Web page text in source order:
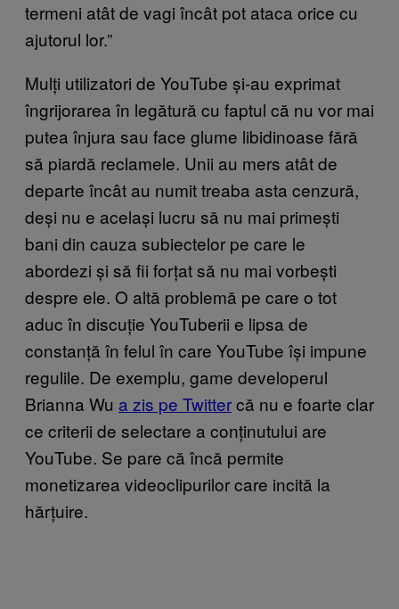
termeni atât de vagi încât pot ataca orice cu
ajutorul lor.”
Mulți utilizatori de YouTube și-au exprimat
îngrijorarea în legătură cu faptul că nu vor mai
putea înjura sau face glume libidinoase fără
să piardă reclamele. Unii au mers atât de
departe încât au numit treaba asta cenzură,
deși nu e același lucru să nu mai primești
bani din cauza subiectelor pe care le
abordezi și să fii forțat să nu mai vorbești
despre ele. O altă problemă pe care o tot
aduc în discuție YouTuberii e lipsa de
constanță în felul în care YouTube își impune
regulile. De exemplu, game developerul
Brianna Wu a zis pe Twittercă nu e foarte clar
ce criterii de selectare a conținutului are
YouTube. Se pare că încă permite
monetizarea videoclipurilor care incită la
hărțuire.